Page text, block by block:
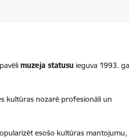
muzeja statusu ieguva 1993.
kultūras nozarē profesionāli un
esošo kultūras mantojumu,